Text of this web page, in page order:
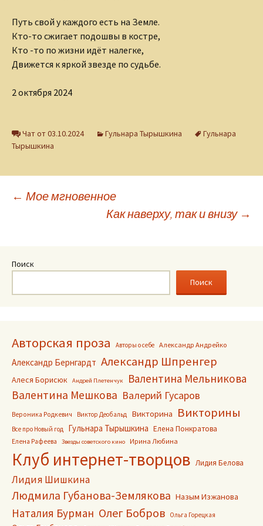
Путь свой у каждого есть на Земле.
Кто-то сжигает подошвы в костре,
Кто -то по жизни идёт налегке,
Движется к яркой звезде по судьбе.
2 октября 2024
Чат от 03.10.2024 Гульнара Тырышкина
Гульнара
Тырышкина
Навигация
записям
← Мое мгновенное
Как наверху, так и внизу →
Поиск
Поиск
Авторская проза Авторы о себе Александр Андрейко
Александр Бернгардт Александр Шпренгер
Алеся Борисюк Андрей Плетенчук
Валентина Мельникова
Валентина Мешкова Валерий Гусаров
Вероника Родкевич Виктор Деобальд Викторина Викторины
Все про Новый год Гульнара Тырышкина Елена Понкратова
Елена Рафеева Звезды советского кино Ирина Любина
Клуб интернет-творцов Лидия Белова
Лидия Шишкина
Людмила Губанова-Землякова Назым Изжанова
Наталия Бурман Олег Бобров Ольга Горецкая